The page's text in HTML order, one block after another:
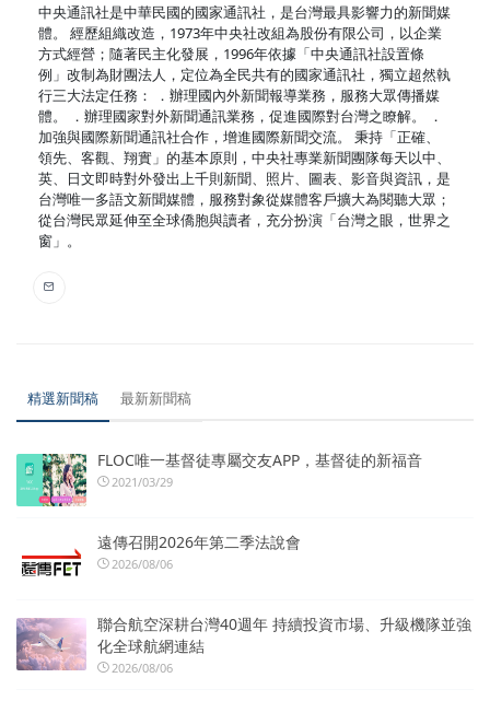
中央通訊社是中華民國的國家通訊社，是台灣最具影響力的新聞媒
體。 經歷組織改造，1973年中央社改組為股份有限公司，以企業
方式經營；隨著民主化發展，1996年依據「中央通訊社設置條
例」改制為財團法人，定位為全民共有的國家通訊社，獨立超然執
行三大法定任務： ．辦理國內外新聞報導業務，服務大眾傳播媒
體。 ．辦理國家對外新聞通訊業務，促進國際對台灣之瞭解。 ．
加強與國際新聞通訊社合作，增進國際新聞交流。 秉持「正確、
領先、客觀、翔實」的基本原則，中央社專業新聞團隊每天以中、
英、日文即時對外發出上千則新聞、照片、圖表、影音與資訊，是
台灣唯一多語文新聞媒體，服務對象從媒體客戶擴大為閱聽大眾；
從台灣民眾延伸至全球僑胞與讀者，充分扮演「台灣之眼，世界之
窗」。
精選新聞稿 最新新聞稿
FLOC唯一基督徒專屬交友APP，基督徒的新福音
2021/03/29
遠傳召開2026年第二季法說會
2026/08/06
聯合航空深耕台灣40週年 持續投資市場、升級機隊並強
化全球航網連結
2026/08/06